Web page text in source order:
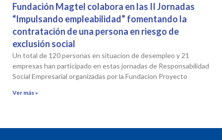
Fundación Magtel colabora en las II Jornadas
“Impulsando empleabilidad” fomentando la
contratación de una persona en riesgo de
exclusión social
Un total de 120 personas en situacion de desempleo y 21
empresas han participado en estas jornadas de Responsabilidad
Social Empresarial organizadas por la Fundacion Proyecto
Ver más »